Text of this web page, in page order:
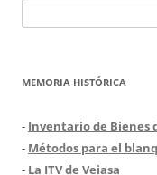
MEMORIA HISTÓRICA
- Inventario de Bienes
- Métodos para el
- La ITV de Veiasa